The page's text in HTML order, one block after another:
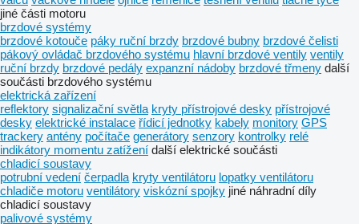
jiné části motoru
brzdové systémy
brzdové kotouče páky ruční brzdy brzdové bubny brzdové čelisti
pákový ovládač brzdového systému hlavní brzdové ventily ventily
ruční brzdy brzdové pedály expanzní nádoby brzdové třmeny další
součásti brzdového systému
elektrická zařízení
reflektory signalizační světla kryty přístrojové desky přístrojové
desky elektrické instalace řídicí jednotky kabely monitory GPS
trackery antény počítače generátory senzory kontrolky relé
indikátory momentu zatížení další elektrické součásti
chladicí soustavy
potrubní vedení čerpadla kryty ventilátoru lopatky ventilátoru
chladiče motoru ventilátory viskózní spojky jiné náhradní díly
chladicí soustavy
palivové systémy